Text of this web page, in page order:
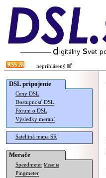
neprihlásený
DSL pripojenie
Ceny DSL
Dostupnosť DSL
Fórum o DSL
Výsledky meraní
Satelitná mapa SR
Merače
Speedmeter Merania
Pingmeter